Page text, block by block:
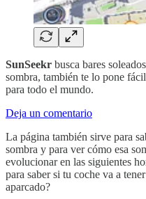
SunSeekr busca bares
sombra, también te lo pone
para todo el mundo.
Deja un comentario
La página también sirve para
sombra y para ver cómo esa
evolucionar en las siguientes
para saber si tu coche va a
aparcado?